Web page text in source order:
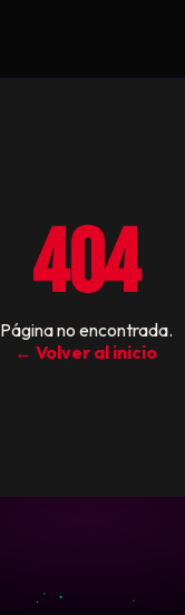
404
Página no encontrada.
← Volver al inicio